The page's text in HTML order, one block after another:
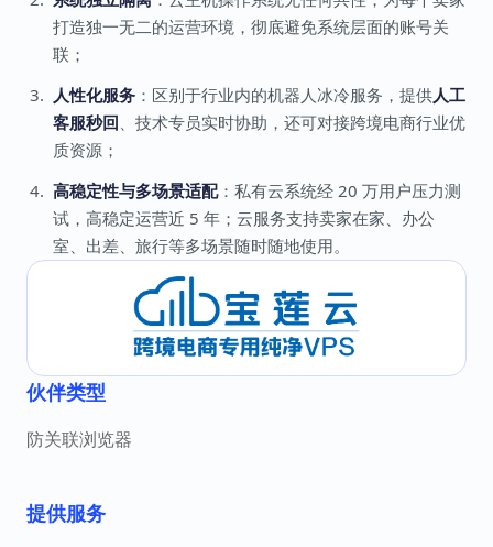
打造独一无二的运营环境，彻底避免系统层面的账号关
联；
人性化服务 ：区别于行业内的机器人冰冷服务，提供人工
客服秒回、技术专员实时协助，还可对接跨境电商行业优
质资源；
高稳定性与多场景适配：私有云系统经 20 万用户压力测
试，高稳定运营近 5 年；云服务支持卖家在家、办公
室、出差、旅行等多场景随时随地使用。
伙伴类型
防关联浏览器
提供服务